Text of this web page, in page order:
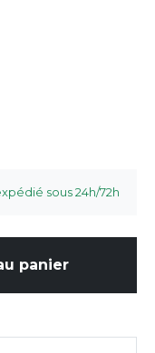
sous 24h/72h
panier